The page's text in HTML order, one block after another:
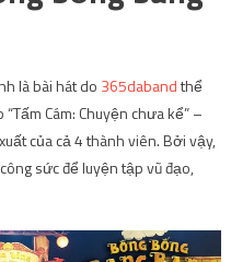
là bài hát do 365dabandthể
Cám: Chuyện chưa kể” –
của cả 4 thành viên. Bởi vậy,
sức để luyện tập vũ đạo,